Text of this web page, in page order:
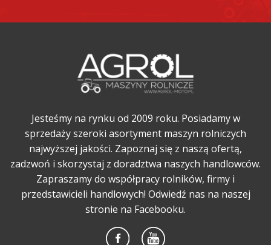
Jesteśmy na rynku od 2009 roku. Posiadamy w
sprzedaży szeroki asortyment maszyn rolniczych
najwyższej jakości. Zapoznaj się z naszą ofertą,
zadzwoń i skorzystaj z doradztwa naszych handlowców.
Zapraszamy do współpracy rolników, firmy i
przedstawicieli handlowych! Odwiedź nas na naszej
stronie na Facebooku.